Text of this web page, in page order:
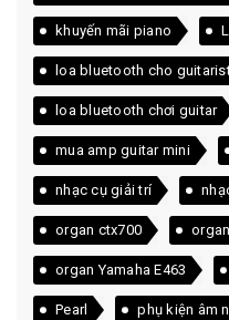
khuyến mãi piano
loa bluetooth cho
loa bluetooth chơi guitar
mua amp guitar mini
nhạc cụ giải trí
organ ctx700
organ Yamaha E463
Pearl phụ kiện âm